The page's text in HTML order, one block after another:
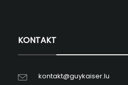
KONTAKT
kontakt@guykaiser.lu